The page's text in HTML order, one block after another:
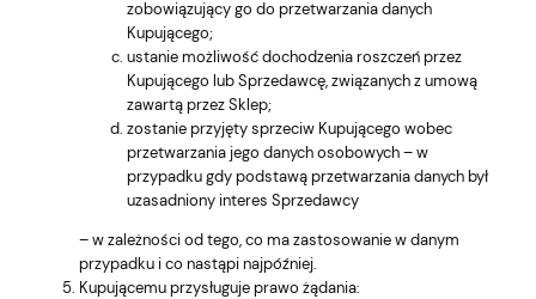
zobowiązujący go do przetwarzania danych
Kupującego;
ustanie możliwość dochodzenia roszczeń przez
Kupującego lub Sprzedawcę, związanych z umową
zawartą przez Sklep;
zostanie przyjęty sprzeciw Kupującego wobec
przetwarzania jego danych osobowych – w
przypadku gdy podstawą przetwarzania danych był
uzasadniony interes Sprzedawcy
– w zależności od tego, co ma zastosowanie w danym
przypadku i co nastąpi najpóźniej.
Kupującemu przysługuje prawo żądania: